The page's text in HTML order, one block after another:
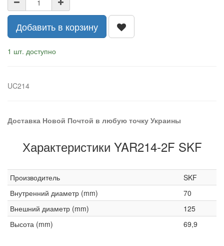
Добавить в корзину
1 шт. доступно
UC214
Доставка Новой Почтой в любую точку Украины
Характеристики YAR214-2F SKF
Производитель
SKF
Внутренний диаметр (mm)
70
Внешний диаметр (mm)
125
Высота (mm)
69,9